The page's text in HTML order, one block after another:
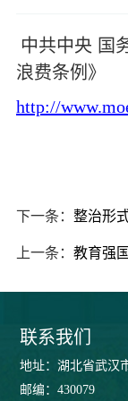
中共中央 国
浪费条例》
http://
下一条： 整治形
上一条： 教育强
联系我们
地址：湖北省武汉
邮编：430079